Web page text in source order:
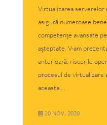
Virtualizarea serverelor
asigură numeroase
competențe avansate
așteptate. V-am
anterioară, riscurile
procesul de virtualizare
aceasta,...
20 NOV, 2020